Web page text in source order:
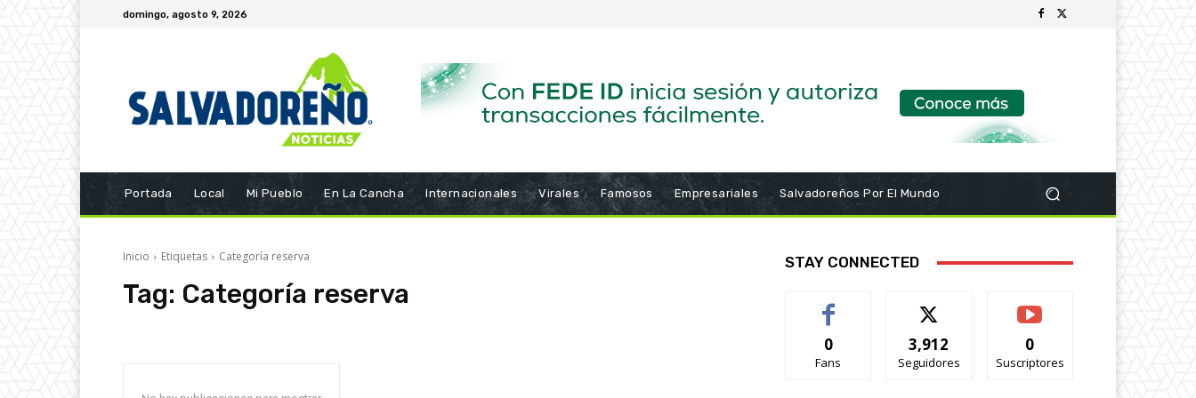
domingo, agosto 9, 2026
Portada Local Mi Pueblo En La Cancha Internacionales Virales Famosos Empresariales Salvadoreños Por El Mundo
Inicio Etiquetas Categoría reserva
Tag: Categoría reserva
STAY CONNECTED
0
Fans
3,912
Seguidores
0
Suscriptores